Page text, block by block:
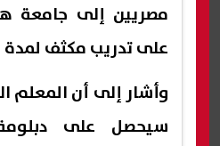
مصريين إلى جامعة
على تدريب مكثف
وأشار إلى أن المعلم
سيحصل على